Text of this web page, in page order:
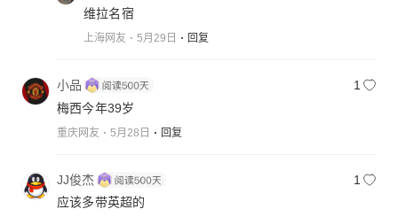
维拉名宿
上海网友 5月29日 回复
小品
1
梅西今年39岁
重庆网友 5月28日 回复
JJ俊杰
1
应该多带英超的